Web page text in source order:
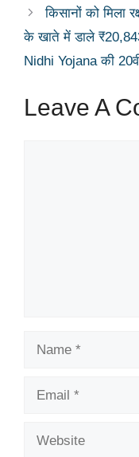
किसानों को मिला
के खाते में डाले
Nidhi Yojana की
Leave A